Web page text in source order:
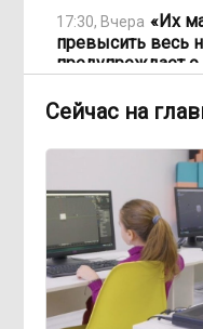
17:30, Вчера «Их
превысить весь
предупреждает
16:00, Вчера По
любимом озере
улучшили LTE-
12:33, Вчера Путин
вдвое
выдворения
Сейчас на